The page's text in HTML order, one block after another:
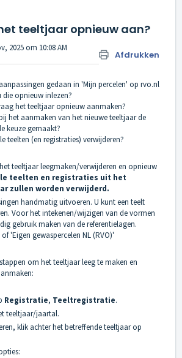
teeltjaar opnieuw aan?
Afdrukken
2025 om 10:08 AM
gedaan in 'Mijn percelen' op rvo.nl
die opnieuw inlezen?
het teeltjaar opnieuw aanmaken?
het aanmaken van het nieuwe teeltjaar de
keuze gemaakt?
teelten (en registraties) verwijderen?
teeltjaar leegmaken/verwijderen en opnieuw
teelten en registraties uit het
zullen worden verwijderd.
handmatig uitvoeren. U kunt een teelt
Voor het intekenen/wijzigen van de vormen
gebruik maken van de referentielagen.
'Eigen gewaspercelen NL (RVO)'
om het teeltjaar leeg te maken en
Registratie, Teeltregistratie.
teeltjaar/jaartal.
klik achter het betreffende teeltjaar op